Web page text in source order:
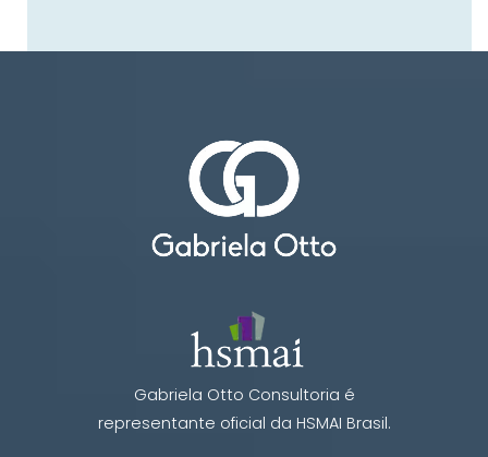
Gabriela Otto Consultoria é
representante oficial da HSMAI Brasil.